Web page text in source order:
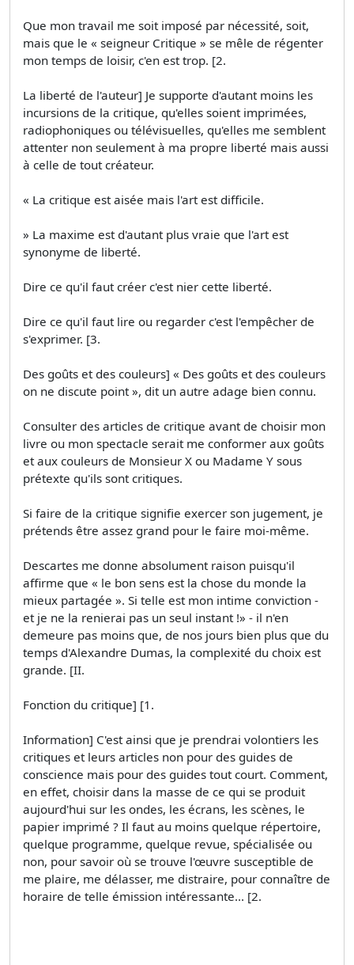
Que mon travail me soit imposé par nécessité, soit,
mais que le « seigneur Critique » se mêle de régenter
mon temps de loisir, c'en est trop. [2.
La liberté de l'auteur] Je supporte d'autant moins les
incursions de la critique, qu'elles soient imprimées,
radiophoniques ou télévisuelles, qu'elles me semblent
attenter non seulement à ma propre liberté mais aussi
à celle de tout créateur.
« La critique est aisée mais l'art est difficile.
» La maxime est d'autant plus vraie que l'art est
synonyme de liberté.
Dire ce qu'il faut créer c'est nier cette liberté.
Dire ce qu'il faut lire ou regarder c'est l'empêcher de
s'exprimer. [3.
Des goûts et des couleurs] « Des goûts et des couleurs
on ne discute point », dit un autre adage bien connu.
Consulter des articles de critique avant de choisir mon
livre ou mon spectacle serait me conformer aux goûts
et aux couleurs de Monsieur X ou Madame Y sous
prétexte qu'ils sont critiques.
Si faire de la critique signifie exercer son jugement, je
prétends être assez grand pour le faire moi-même.
Descartes me donne absolument raison puisqu'il
affirme que « le bon sens est la chose du monde la
mieux partagée ». Si telle est mon intime conviction -
et je ne la renierai pas un seul instant !» - il n'en
demeure pas moins que, de nos jours bien plus que du
temps d'Alexandre Dumas, la complexité du choix est
grande. [II.
Fonction du critique] [1.
Information] C'est ainsi que je prendrai volontiers les
critiques et leurs articles non pour des guides de
conscience mais pour des guides tout court. Comment,
en effet, choisir dans la masse de ce qui se produit
aujourd'hui sur les ondes, les écrans, les scènes, le
papier imprimé ? Il faut au moins quelque répertoire,
quelque programme, quelque revue, spécialisée ou
non, pour savoir où se trouve l'œuvre susceptible de
me plaire, me délasser, me distraire, pour connaître de
horaire de telle émission intéressante... [2.